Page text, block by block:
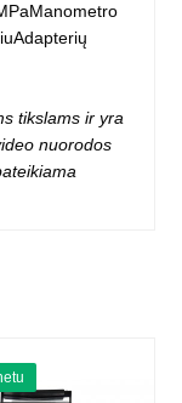
tikslams ir yra
nuorodos